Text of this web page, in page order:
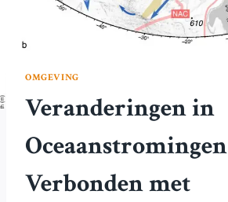
OMGEVING
Veranderingen in
Oceaanstromingen
Verbonden met